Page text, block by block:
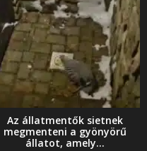
Az állatmentők sietnek
megmenteni a gyönyörű
állatot, amely...